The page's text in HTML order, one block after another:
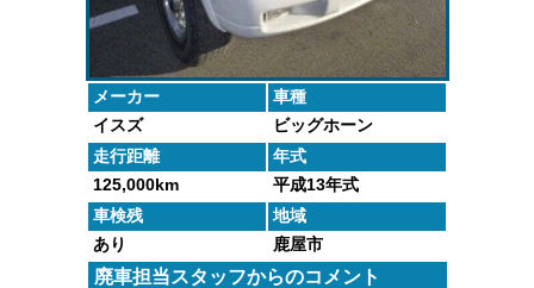
メーカー
車種
イスズ
ビッグホーン
走行距離
年式
125,000km
平成13年式
車検残
地域
あり
鹿屋市
廃車担当スタッフからのコメント